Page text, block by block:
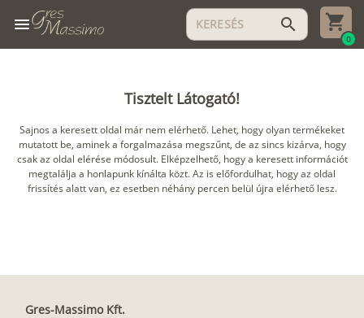
menu search
0
Tisztelt Látogató!
Sajnos a keresett oldal már nem elérhető. Lehet, hogy olyan termékeket
mutatott be, aminek a forgalmazása megszűnt, de az sincs kizárva, hogy
csak az oldal elérése módosult. Elképzelhető, hogy a keresett információt
megtalálja a honlapunk kínálta közt. Az is előfordulhat, hogy az oldal
frissítés alatt van, ez esetben néhány percen belül újra elérhető lesz.
Gres-Massimo Kft.